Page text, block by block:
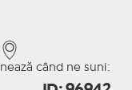
când ne suni: